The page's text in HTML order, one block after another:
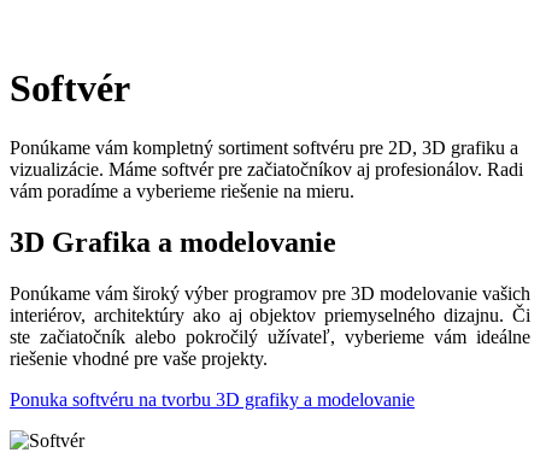
Softvér
Ponúkame vám kompletný sortiment softvéru pre 2D, 3D grafiku a
vizualizácie. Máme softvér pre začiatočníkov aj profesionálov. Radi
vám poradíme a vyberieme riešenie na mieru.
3D Grafika a modelovanie
Ponúkame vám široký výber programov pre 3D modelovanie vašich
interiérov, architektúry ako aj objektov priemyselného dizajnu. Či
ste začiatočník alebo pokročilý užívateľ, vyberieme vám ideálne
riešenie vhodné pre vaše projekty.
Ponuka softvéru na tvorbu 3D grafiky a modelovanie